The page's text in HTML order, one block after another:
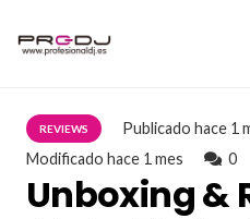
REVIEWS Publicadohace 1
Modificado hace 1 mes 0
Unboxing &